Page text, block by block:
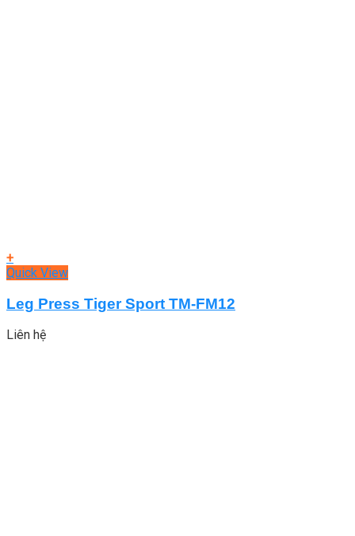
+
Quick View
Leg Press Tiger Sport TM-FM12
Liên hệ